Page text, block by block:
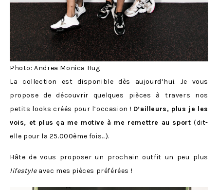
Photo: Andrea Monica Hug
La collection est disponible dès aujourd’hui. Je vous
propose de découvrir quelques pièces à travers nos
petits looks créés pour l’occasion ! D’ailleurs, plus je les
vois, et plus ça me motive à me remettre au sport (dit-
elle pour la 25.000ème fois…).
Hâte de vous proposer un prochain outfit un peu plus
lifestyleavec mes pièces préférées !